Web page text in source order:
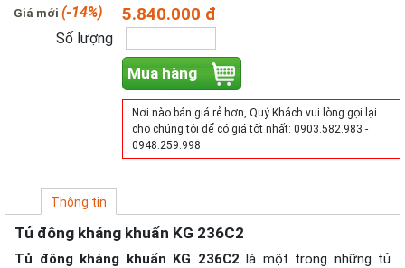
Giá mới (-14%) 5.840.000 đ
Số lượng
Mua hàng
Nơi nào bán giá rẻ hơn, Quý Khách vui lòng gọi lại
cho chúng tôi để có giá tốt nhất: 0903.582.983 -
0948.259.998
Thông tin
Tủ đông kháng khuẩn KG 236C2
Tủ đông kháng khuẩn KG 236C2 là một trong những tủ